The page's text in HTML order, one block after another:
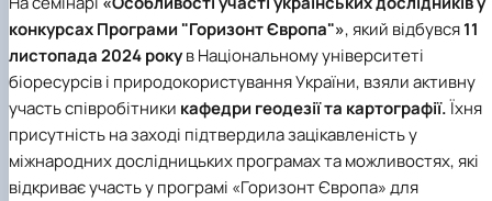
конкурсах Програми "Горизонт Європа"», який відбувся11
листопада 2024 рокув Національному університеті
біоресурсів і природокористування України, взяли активну
участь співробітники кафедри геодезії та картографії.Їхня
присутність на заході підтвердила зацікавленість у
міжнародних дослідницьких програмах та можливостях, які
відкриває участь у програмі «Горизонт Європа» для